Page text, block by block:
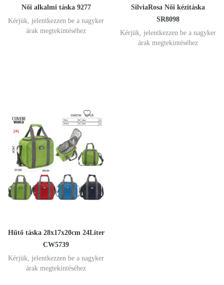
Női alkalmi táska 9277
Kérjük, jelentkezzen be a nagyker
árak megtekintéséhez
SilviaRosa Női kézitáska
SR8098
Kérjük, jelentkezzen be a nagyker
árak megtekintéséhez
Hűtő táska 28x17x20cm 24Liter
CW5739
Kérjük, jelentkezzen be a nagyker
árak megtekintéséhez